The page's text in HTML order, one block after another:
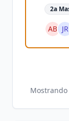
2a
AB JR
Mostrando